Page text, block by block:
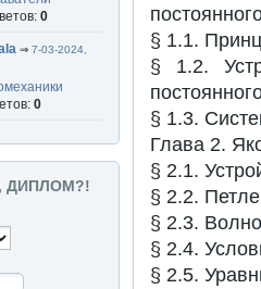
§ 1.1.
§ 1.2.
§ 1.3.
Глава 2.
§ 2.1.
§ 2.2.
§ 2.3.
§ 2.4.
§ 2.5.
0
⇒7-03-2024,
0
ДИПЛОМ?!